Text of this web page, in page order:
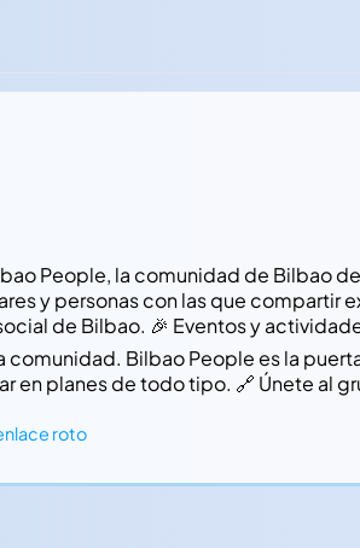
People, la comunidad de Bilbao
y personas con las que
de Bilbao. 🎉 Eventos y
Bilbao People es la
en planes de todo tipo. 🔗 Únete al
roto